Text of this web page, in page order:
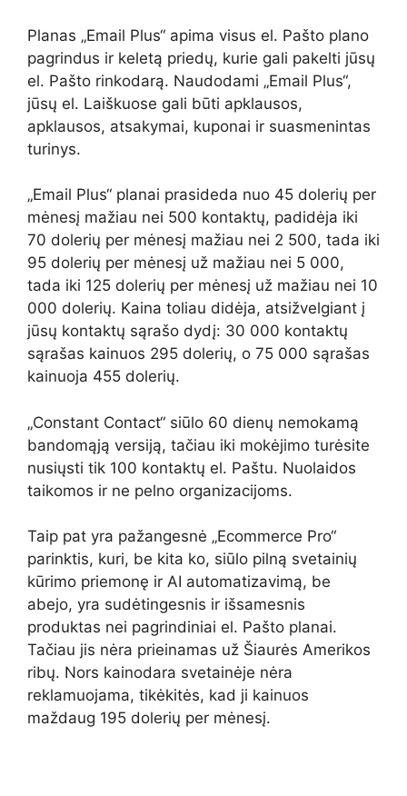
Planas „Email Plus“ apima visus el. Pašto plano
pagrindus ir keletą priedų, kurie gali pakelti jūsų
el. Pašto rinkodarą. Naudodami „Email Plus“,
jūsų el. Laiškuose gali būti apklausos,
apklausos, atsakymai, kuponai ir suasmenintas
turinys.
„Email Plus“ planai prasideda nuo 45 dolerių per
mėnesį mažiau nei 500 kontaktų, padidėja iki
70 dolerių per mėnesį mažiau nei 2 500, tada iki
95 dolerių per mėnesį už mažiau nei 5 000,
tada iki 125 dolerių per mėnesį už mažiau nei 10
000 dolerių. Kaina toliau didėja, atsižvelgiant į
jūsų kontaktų sąrašo dydį: 30 000 kontaktų
sąrašas kainuos 295 dolerių, o 75 000 sąrašas
kainuoja 455 dolerių.
„Constant Contact“ siūlo 60 dienų nemokamą
bandomąją versiją, tačiau iki mokėjimo turėsite
nusiųsti tik 100 kontaktų el. Paštu. Nuolaidos
taikomos ir ne pelno organizacijoms.
Taip pat yra pažangesnė „Ecommerce Pro“
parinktis, kuri, be kita ko, siūlo pilną svetainių
kūrimo priemonę ir AI automatizavimą, be
abejo, yra sudėtingesnis ir išsamesnis
produktas nei pagrindiniai el. Pašto planai.
Tačiau jis nėra prieinamas už Šiaurės Amerikos
ribų. Nors kainodara svetainėje nėra
reklamuojama, tikėkitės, kad ji kainuos
maždaug 195 dolerių per mėnesį.